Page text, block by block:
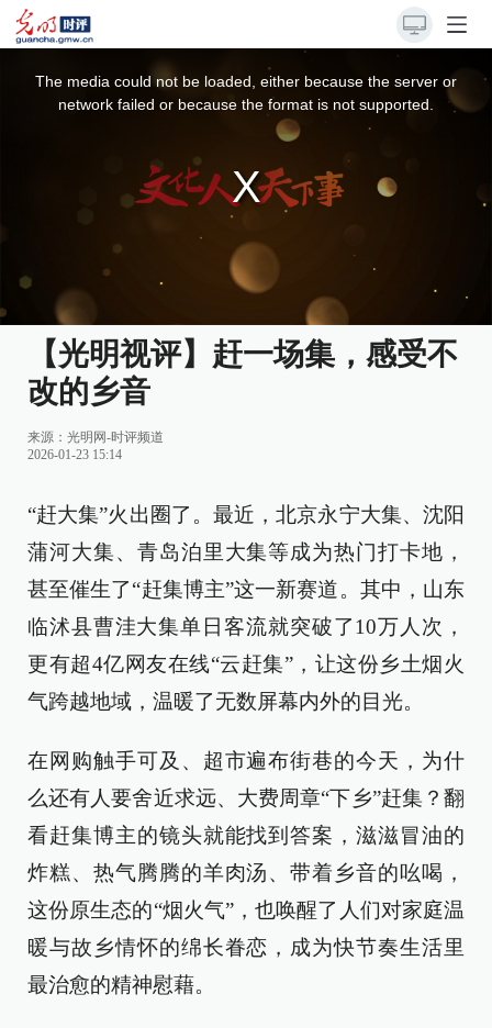
The media could not be loaded, either because the server or
network failed or because the format is not supported.
【光明视评】赶一场集，感受不
改的乡音
来源： 光明网-时评频道
2026-01-23 15:14
“赶大集”火出圈了。最近，北京永宁大集、沈阳
蒲河大集、青岛泊里大集等成为热门打卡地，
甚至催生了“赶集博主”这一新赛道。其中，山东
临沭县曹洼大集单日客流就突破了10万人次，
更有超4亿网友在线“云赶集”，让这份乡土烟火
气跨越地域，温暖了无数屏幕内外的目光。
在网购触手可及、超市遍布街巷的今天，为什
么还有人要舍近求远、大费周章“下乡”赶集？翻
看赶集博主的镜头就能找到答案，滋滋冒油的
炸糕、热气腾腾的羊肉汤、带着乡音的吆喝，
这份原生态的“烟火气”，也唤醒了人们对家庭温
暖与故乡情怀的绵长眷恋，成为快节奏生活里
最治愈的精神慰藉。